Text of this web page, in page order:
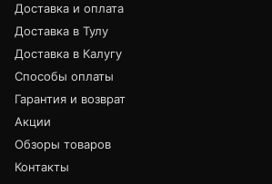
Доставка и оплата
Доставка в Тулу
Доставка в Калугу
Способы оплаты
Гарантия и возврат
Акции
Обзоры товаров
Контакты